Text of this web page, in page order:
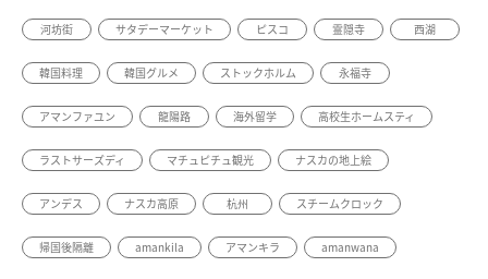
河坊街 サタデーマーケット ピスコ 霊隠寺 西湖
韓国料理 韓国グルメ ストックホルム 永福寺
アマンファユン 龍陽路 海外留学 高校生ホームスティ
ラストサーズディ マチュピチュ観光 ナスカの地上絵
アンデス ナスカ高原 杭州 スチームクロック
帰国後隔離 amankila アマンキラ amanwana